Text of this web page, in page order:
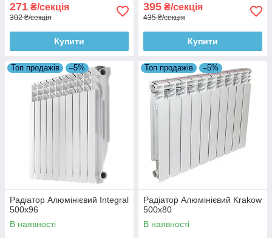
271 ₴/секція
302 ₴/секція
Купити
395 ₴/секція
435 ₴/секція
Купити
Топ продажів –5%
Радіатор Алюмінієвий Integral
500х96
В наявності
Топ продажів –5%
Радіатор Алюмінієвий Krakow
500x80
В наявності